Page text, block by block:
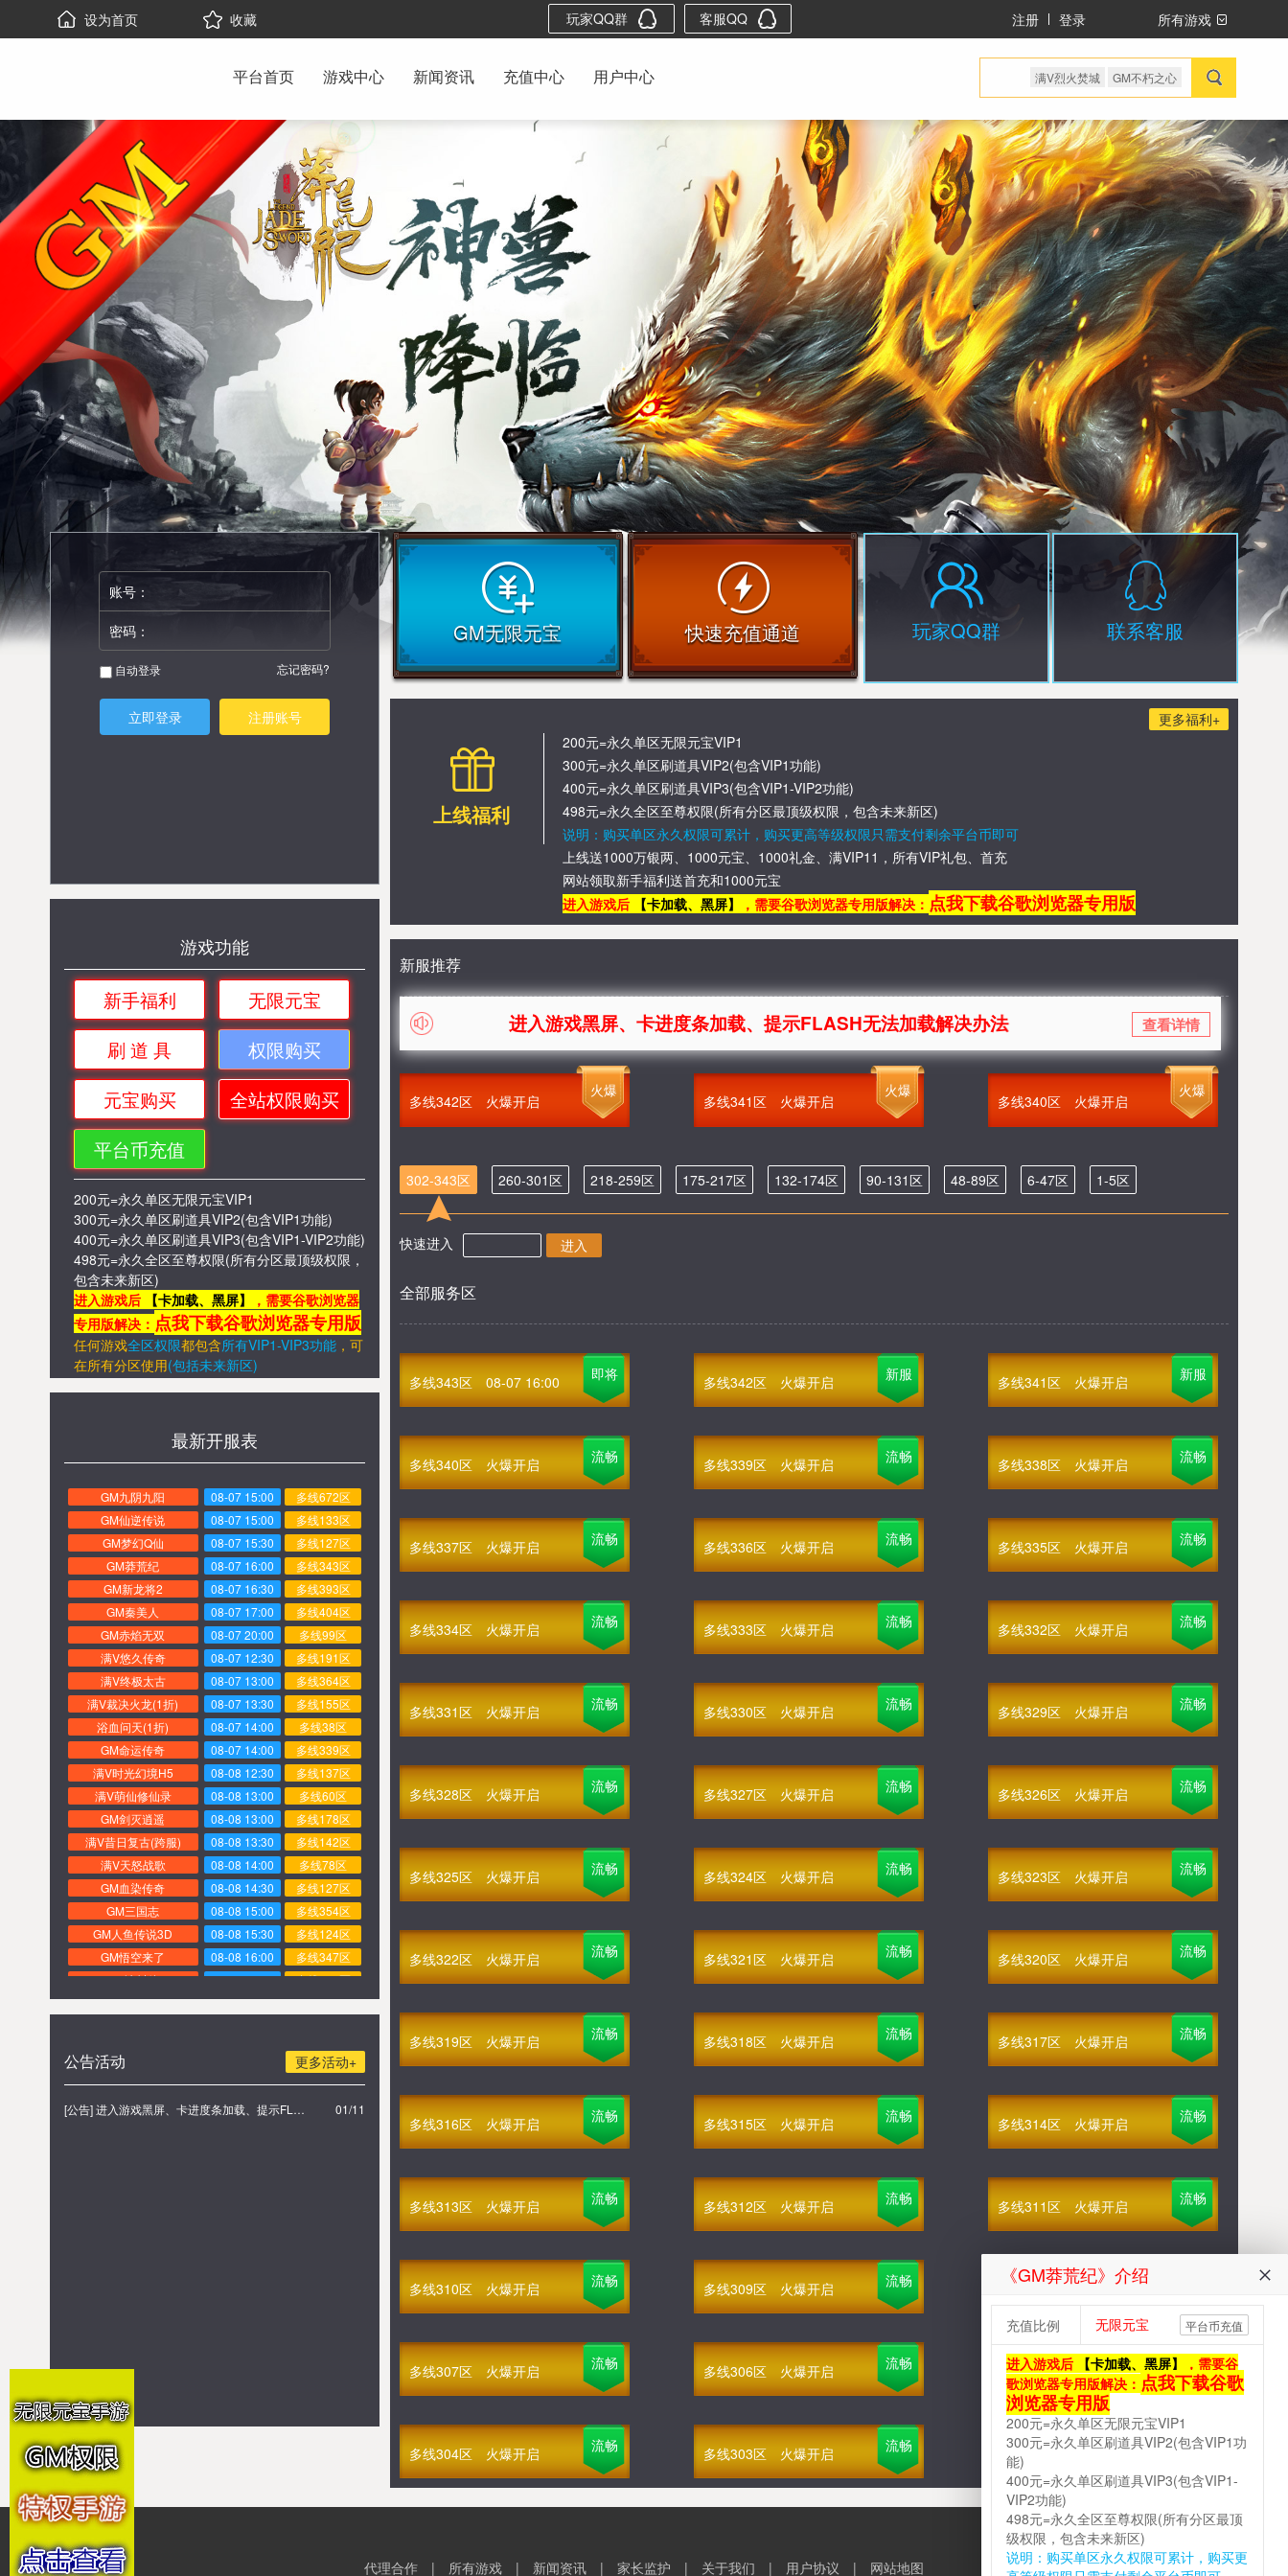
设为首页 收藏 玩家QQ群 客服QQ 所有游戏
注册 登录
平台首页 游戏中心 新闻资讯 充值中心 用户中心 满V烈火焚城 GM不朽之心
账号：
密码：
自动登录 忘记密码?
立即登录 注册账号
游戏功能
新手福利
无限元宝
刷 道 具
权限购买
元宝购买
全站权限购买
平台币充值
200元=永久单区无限元宝VIP1
300元=永久单区刷道具VIP2(包含VIP1功能)
400元=永久单区刷道具VIP3(包含VIP1-VIP2功能)
498元=永久全区至尊权限(所有分区最顶级权限，
包含未来新区)
进入游戏后 【卡加载、黑屏】
，需要谷歌浏览器
专用版解决： 点我下载谷歌浏览器专用版
任何游戏全区权限都包含所有VIP1-VIP3功能 ， 可
在所有分区使用(包括未来新区)
最新开服表
GM九阴九阳 08-07 15:00
多线672区
GM仙逆传说
08-07 15:00
多线133区
GM梦幻Q仙
08-07 15:30
多线127区
GM莽荒纪
08-07 16:00
多线343区
GM新龙将2
08-07 16:30
多线393区
GM秦美人
08-07 17:00
多线404区
GM赤焰无双
08-07 20:00
多线99区
满V悠久传奇
08-07 12:30
多线191区
满V终极太古
08-07 13:00
多线364区
满V裁决火龙(1折)
08-07 13:30
多线155区
浴血问天(1折)
08-07 14:00
多线38区
GM命运传奇
08-07 14:00
多线339区
满V时光幻境H5
08-08 12:30
多线137区
满V萌仙修仙录
08-08 13:00
多线60区
GM剑灭逍遥
08-08 13:00
多线178区
满V昔日复古(跨服)
08-08 13:30
多线142区
满V天怒战歌
08-08 14:00
多线78区
GM血染传奇
08-08 14:30
多线127区
GM三国志
08-08 15:00
多线354区
GM人鱼传说3D
08-08 15:30
多线124区
GM悟空来了
08-08 16:00
多线347区
GM冰封侠
08-08 16:30
多线326区
GM三国街机
08-08 17:00
多线131区
多线169区
GM至尊武神
多线140区
满V乐蜀三国
08-06 15:00
多线209区
满V新版传奇>> 点击进入游戏
更多活动+
公告活动
[公告] 进入游戏黑屏、卡进度条加载、提示FLASH无法加载解决办法 01/11
GM无限元宝 快速充值通道 玩家QQ群 联系客服
更多福利+
上线福利
200元=永久单区无限元宝VIP1
300元=永久单区刷道具VIP2(包含VIP1功能)
400元=永久单区刷道具VIP3(包含VIP1-VIP2功能)
498元=永久全区至尊权限(所有分区最顶级权限，包含未来新区)
说明：购买单区永久权限可累计，购买更高等级权限只需支付剩余平台币即可
上线送1000万银两、1000元宝、1000礼金、满VIP11，所有VIP礼包、首充
网站领取新手福利送首充和1000元宝
进入游戏后 【卡加载、黑屏】 ，需要谷歌浏览器专用版解决： 点我下载谷歌浏览器专用版
新服推荐
进入游戏黑屏、卡进度条加载、提示FLASH无法加载解决办法 查看详情
多线342区 火爆开启
火爆
多线341区 火爆开启
火爆
多线340区 火爆开启
火爆
302-343区 260-301区 218-259区 175-217区 132-174区 90-131区 48-89区 6-47区 1-5区
快速进入 进入
全部服务区
多线343区 08-07 16:00 即将 多线342区 火爆开启 新服 多线341区 火爆开启 新服
多线340区 火爆开启 流畅 多线339区 火爆开启 流畅 多线338区 火爆开启 流畅
多线337区 火爆开启 流畅 多线336区 火爆开启 流畅 多线335区 火爆开启 流畅
多线334区 火爆开启 流畅 多线333区 火爆开启 流畅 多线332区 火爆开启 流畅
多线331区 火爆开启 流畅 多线330区 火爆开启 流畅 多线329区 火爆开启 流畅
多线328区 火爆开启 流畅 多线327区 火爆开启 流畅 多线326区 火爆开启 流畅
多线325区 火爆开启 流畅 多线324区 火爆开启 流畅 多线323区 火爆开启 流畅
多线322区 火爆开启 流畅 多线321区 火爆开启 流畅 多线320区 火爆开启 流畅
多线319区 火爆开启 流畅 多线318区 火爆开启 流畅 多线317区 火爆开启 流畅
多线316区 火爆开启 流畅 多线315区 火爆开启 流畅 多线314区 火爆开启 流畅
多线313区 火爆开启 流畅 多线312区 火爆开启 流畅 多线311区 火爆开启 流畅
多线310区 火爆开启 流畅 多线309区 火爆开启 流畅 多线308区 火爆开启
多线307区 火爆开启 流畅 多线306区 火爆开启 流畅 多线305区 火爆开启 流畅
多线304区 火爆开启 流畅 多线303区 火爆开启 流畅 多线302区 火爆开启 流畅
代理合作 | 所有游戏 | 新闻资讯 | 家长监护 | 关于我们 | 用户协议 | 网站地图
《GM莽荒纪》介绍
充值比例 无限元宝 平台币充值
进入游戏后 【卡加载、黑屏】
，需要谷
歌浏览器专用版解决： 点我下载谷歌
浏览器专用版
200元=永久单区无限元宝VIP1
300元=永久单区刷道具VIP2(包含VIP1功
能)
400元=永久单区刷道具VIP3(包含VIP1-
VIP2功能)
498元=永久全区至尊权限(所有分区最顶
级权限，包含未来新区)
说明：购买单区永久权限可累计，购买更